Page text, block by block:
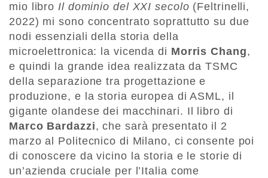
mio libroIl dominio del XXI secolo (Feltrinelli,
2022) mi sono concentrato soprattutto su due
nodi essenziali della storia della
microelettronica: la vicenda di Morris Chang,
e quindi la grande idea realizzata da TSMC
della separazione tra progettazione e
produzione, e la storia europea di ASML, il
gigante olandese dei macchinari. Il libro di
Marco Bardazzi, che sarà presentato il 2
marzo al Politecnico di Milano, ci consente poi
di conoscere da vicino la storia e le storie di
un’azienda cruciale per l’Italia come